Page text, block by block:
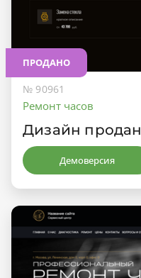
ПРОДАНО
№ 90961
Ремонт часов
Дизайн продан
Демоверсия